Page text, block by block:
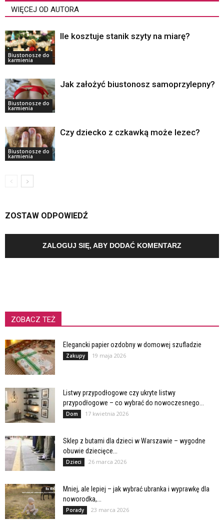
WIĘCEJ OD AUTORA
Biustonosze do
karmienia
Ile kosztuje stanik szyty na miarę?
Biustonosze do
karmienia
Jak założyć biustonosz samoprzylepny?
Biustonosze do
karmienia
Czy dziecko z czkawką może lezec?
ZOSTAW ODPOWIEDŹ
ZALOGUJ SIĘ, ABY DODAĆ KOMENTARZ
ZOBACZ TEŻ
Elegancki papier ozdobny w domowej szufladzie
Zakupy 19 maja 2026
Listwy przypodłogowe czy ukryte listwy
przypodłogowe – co wybrać do nowoczesnego...
Dom 17 kwietnia 2026
Sklep z butami dla dzieci w Warszawie – wygodne
obuwie dziecięce...
Dzieci 26 marca 2026
Mniej, ale lepiej – jak wybrać ubranka i wyprawkę dla
noworodka,...
Porady 23 marca 2026